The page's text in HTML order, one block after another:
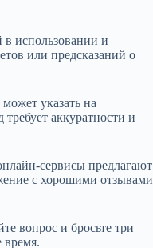
использовании и
или предсказаний о
указать на
аккуратности и
сервисы предлагают
с хорошими отзывами
вопрос и бросьте три
время.